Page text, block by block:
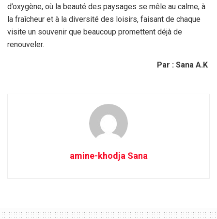
d’oxygène, où la beauté des paysages se mêle au calme, à
la fraîcheur et à la diversité des loisirs, faisant de chaque
visite un souvenir que beaucoup promettent déjà de
renouveler.
Par : Sana A.K
amine-khodja Sana